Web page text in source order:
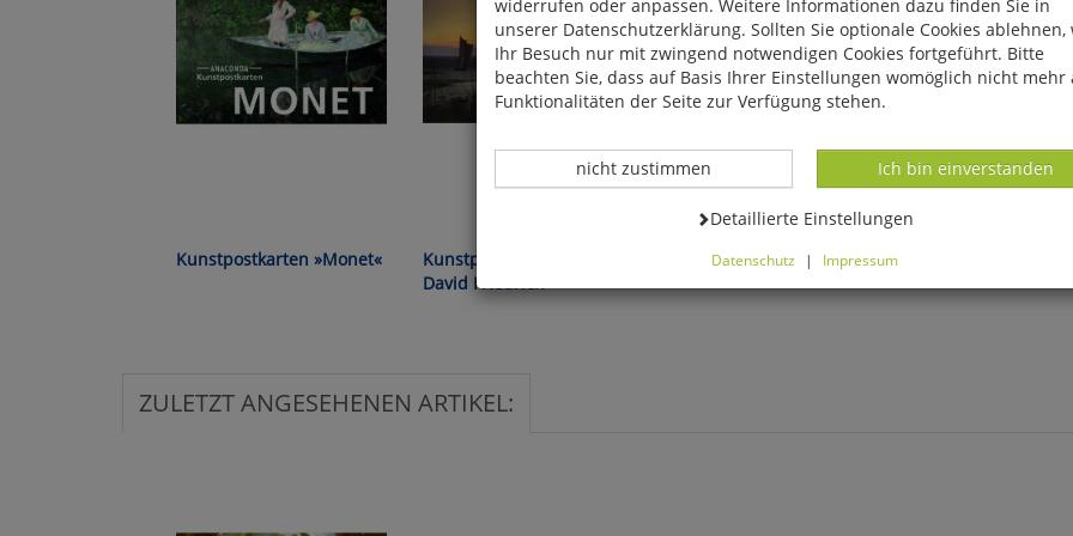
Kunstpostkarten »Monet«
Kunstpostkarten »Caspar
David Friedrich«
Kunstpostkarten »Bäume«
ZULETZT ANGESEHENEN ARTIKEL:
widerrufen oder anpassen. Weitere Informationen dazu finden Sie in
unserer Datenschutzerklärung. Sollten Sie optionale Cookies ablehnen,
Ihr Besuch nur mit zwingend notwendigen Cookies fortgeführt. Bitte
beachten Sie, dass auf Basis Ihrer Einstellungen womöglich nicht mehr
Funktionalitäten der Seite zur Verfügung stehen.
Datenverarbeitung -
Ich bin einverstanden
Datenverarbeitung -
nicht zustimmen
Datenverarbeitung -
Detaillierte Einstellungen
Datenschutz | Impressum
Cookies ablehnen, wird Ihr Besuch nur mit zwingend notwendigen
anpassen.